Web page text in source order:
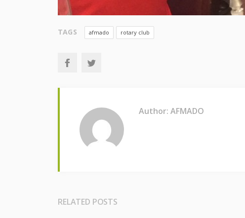
TAGS afmado rotary club
Author: AFMADO
RELATED POSTS